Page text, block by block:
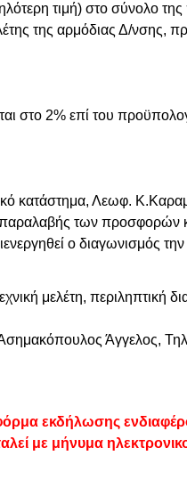
τιμή) στο σύνολο
της αρμόδιας Δ/νσης,
στο 2% επί του
κατάστημα, Λεωφ.
των προσφορών
ο διαγωνισμός
μελέτη,
Άγγελος,
εκδήλωσης
με μήνυμα